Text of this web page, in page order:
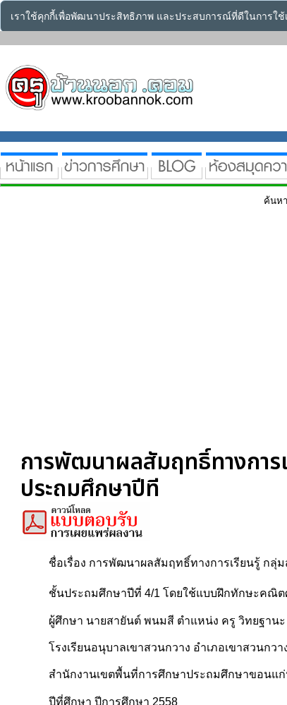
เราใช้คุกกี้เพื่อพัฒนาประสิทธิภาพ และประสบการณ์ที่ดีในการใ
ค้นห
การพัฒนาผลสัมฤทธิ์ทางการ
ประถมศึกษาปีที
ชื่อเรื่อง การพัฒนาผลสัมฤทธิ์ทางการเรียนรู้ กลุ่
ชั้นประถมศึกษาปีที่ 4/1 โดยใช้แบบฝึกทักษะคณิต
ผู้ศึกษา นายสายันต์ พนมสี ตำแหน่ง ครู วิทยฐาน
โรงเรียนอนุบาลเขาสวนกวาง อำเภอเขาสวนกว
สำนักงานเขตพื้นที่การศึกษาประถมศึกษาขอนแก่
ปีที่ศึกษา ปีการศึกษา 2558